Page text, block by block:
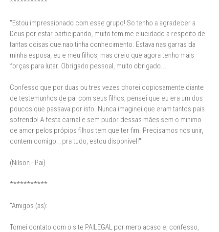
"Estou impressionado com esse grupo! So tenho a agradecer a
Deus por estar participando, muito tem me elucidado a respeito de
tantas coisas que nao tinha conhecimento. Estava nas garras da
minha esposa, eu e meu filhos, mas creio que agora tenho mais
forças para lutar. Obrigado pessoal, muito obrigado...
Confesso que por duas ou tres vezes chorei copiosamente diante
de testemunhos de pai com seus filhos, pensei que eu era um dos
poucos que passava por isto. Nunca imaginei que eram tantos pais
sofrendo! A festa carnal e sem pudor dessas mães sem o minimo
de amor pelos própios filhos tem que ter fim. Precisamos nos unir,
contem comigo...pra tudo, estou disponivel!"
(Nilson - Pai)
***********
"Amigos (as):
Tomei contato com o site PAILEGAL por mero acaso e, confesso,